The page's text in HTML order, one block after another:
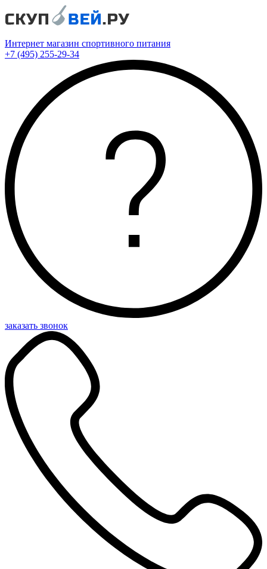
Интернет магазин спортивного питания
+7 (495) 255-29-34
заказать звонок